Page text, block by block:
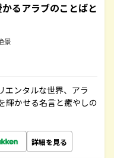
るアラブのことばと
景
エンタルな世界、アラ
輝かせる名言と癒やしの
詳細を見る